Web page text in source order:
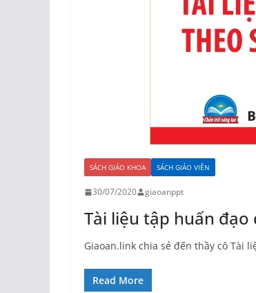
SÁCH GIÁO KHOA SÁCH GIÁO VIÊN
30/07/2020 giaoanppt
Tài liệu tập huấn đạo
Giaoan.link chia sẻ đến thầy cô Tài
Read More